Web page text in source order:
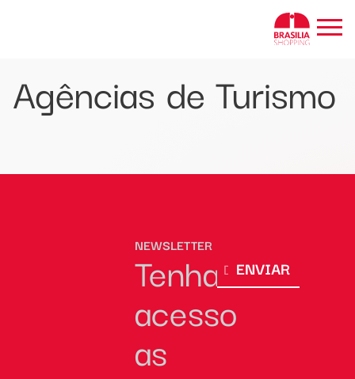
Agências de Turismo
NEWSLETTER
Tenha
acesso
as
ENVIAR